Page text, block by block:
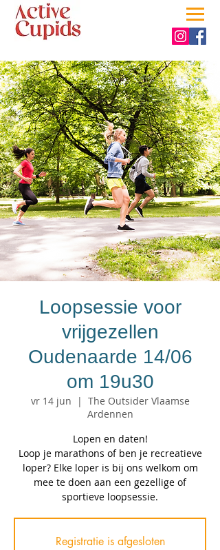
Loopsessie voor
vrijgezellen
Oudenaarde 14/06
om 19u30
vr 14 jun
  |
The Outsider Vlaamse
Ardennen
Lopen en daten!
Loop je marathons of ben je recreatieve
loper? Elke loper is bij ons welkom om
mee te doen aan een gezellige of
Registratie is afgesloten